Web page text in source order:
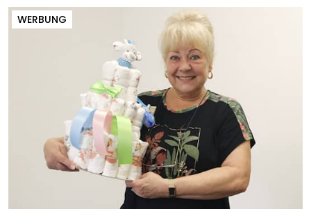
WERBUNG